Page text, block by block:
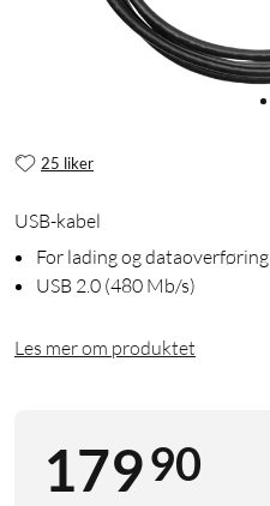
25 liker
USB-kabel
For lading og dataoverføring
USB 2.0 (480 Mb/s)
Les mer om produktet
17990